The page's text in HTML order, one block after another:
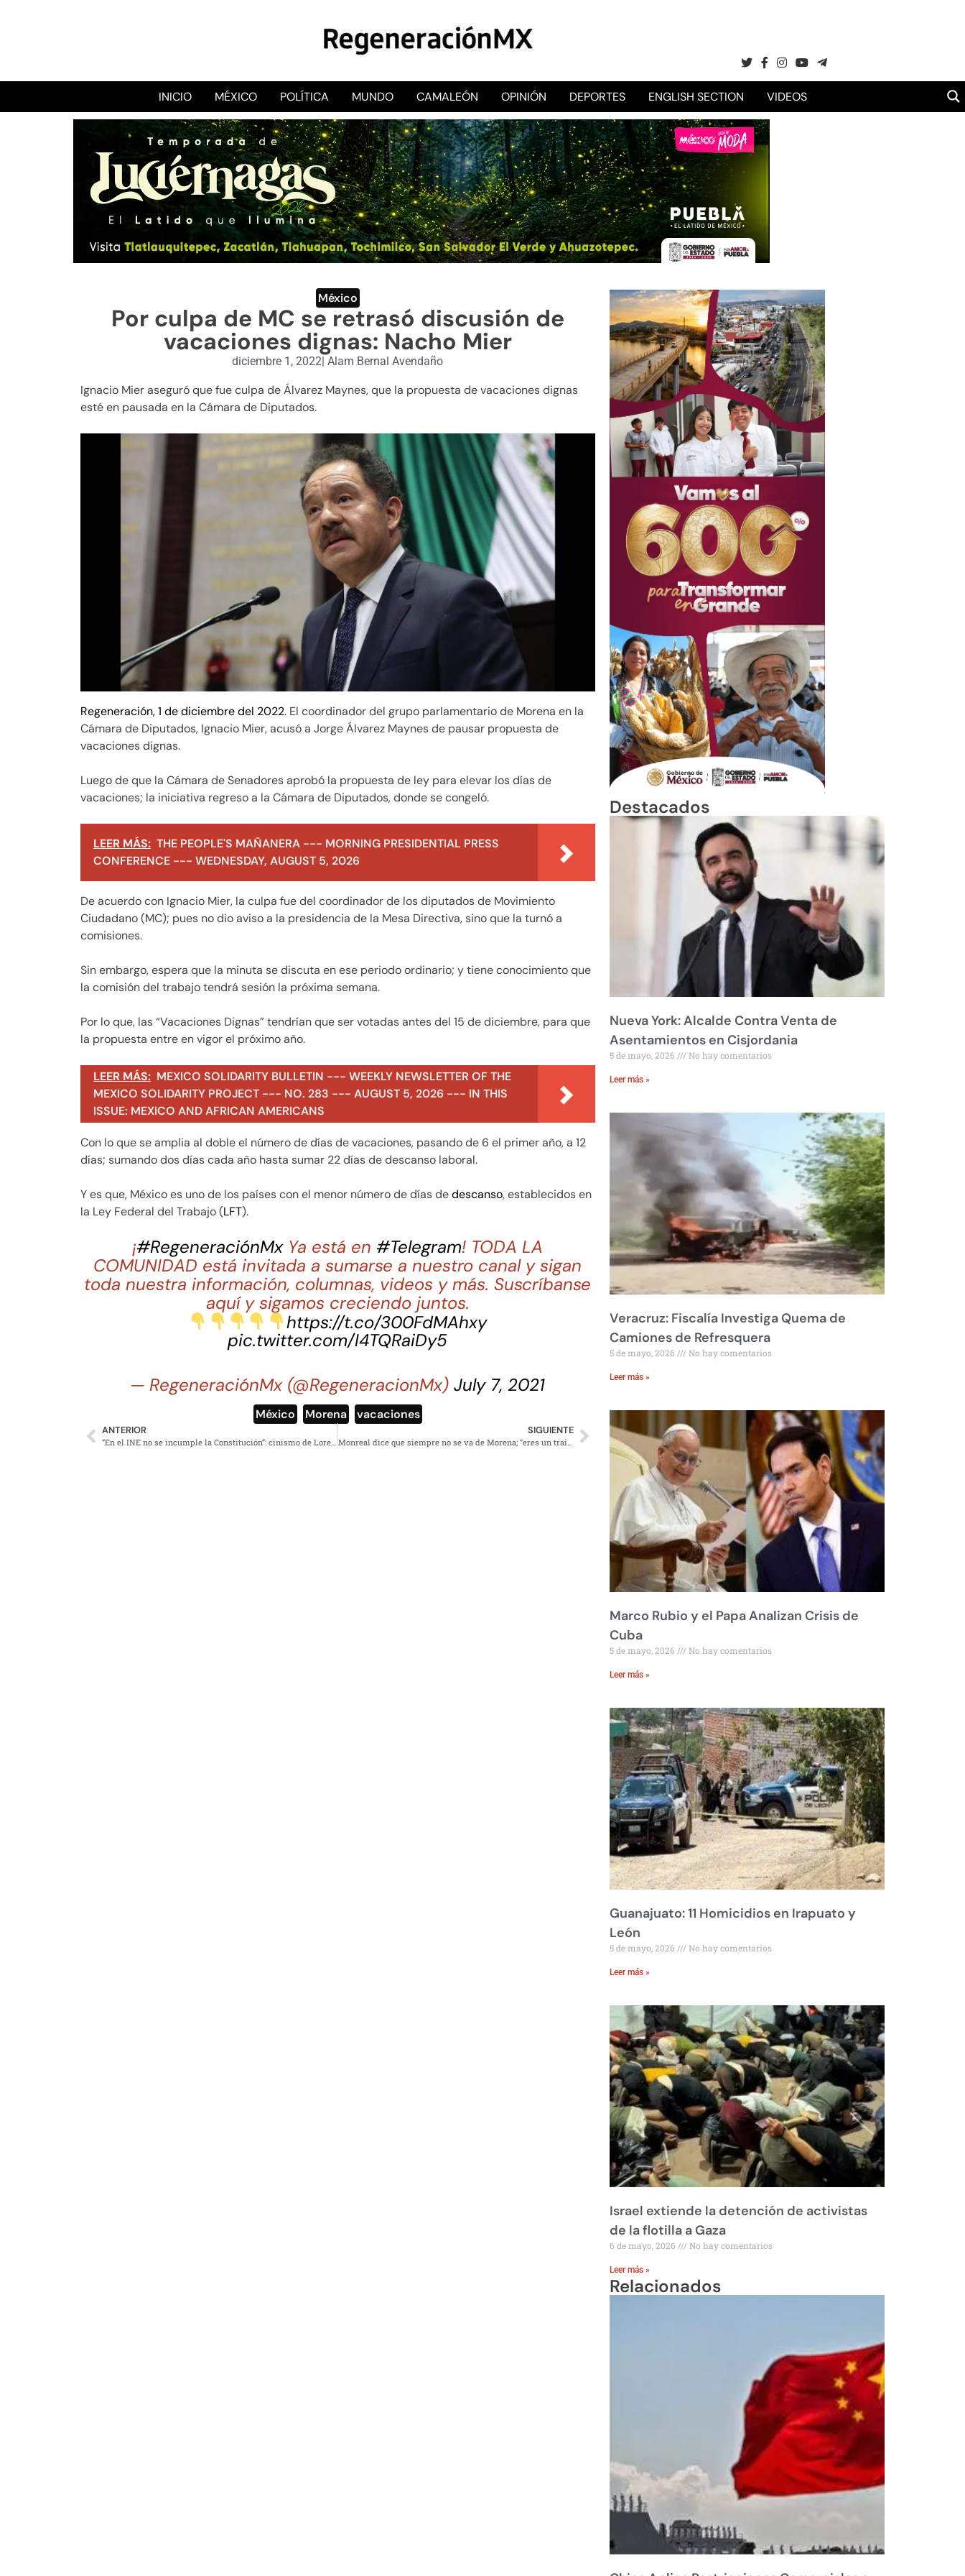
RegeneraciónMX
Sitio de noticias libre e independiente
INICIO MÉXICO POLÍTICA MUNDO CAMALEÓN OPINIÓN DEPORTES ENGLISH SECTION VIDEOS
México
Por culpa de MC se retrasó discusión de
vacaciones dignas: Nacho Mier
diciembre 1, 2022 Alam Bernal Avendaño
Ignacio Mier aseguró que fue culpa de Álvarez Maynes, que la propuesta de vacaciones dignas
esté en pausada en la Cámara de Diputados.
Regeneración, 1 de diciembre del 2022. El coordinador del grupo parlamentario de Morena en la
Cámara de Diputados, Ignacio Mier, acusó a Jorge Álvarez Maynes de pausar propuesta de
vacaciones dignas.
Luego de que la Cámara de Senadores aprobó la propuesta de ley para elevar los días de
vacaciones; la iniciativa regreso a la Cámara de Diputados, donde se congeló.
LEER MÁS: THE PEOPLE'S MAÑANERA --- MORNING PRESIDENTIAL PRESS
CONFERENCE --- WEDNESDAY, AUGUST 5, 2026
De acuerdo con Ignacio Mier, la culpa fue del coordinador de los diputados de Movimiento
Ciudadano (MC); pues no dio aviso a la presidencia de la Mesa Directiva, sino que la turnó a
comisiones.
Sin embargo, espera que la minuta se discuta en ese periodo ordinario; y tiene conocimiento que
la comisión del trabajo tendrá sesión la próxima semana.
Por lo que, las “Vacaciones Dignas” tendrían que ser votadas antes del 15 de diciembre, para que
la propuesta entre en vigor el próximo año.
LEER MÁS: MEXICO SOLIDARITY BULLETIN --- WEEKLY NEWSLETTER OF THE
MEXICO SOLIDARITY PROJECT --- NO. 283 --- AUGUST 5, 2026 --- IN THIS
ISSUE: MEXICO AND AFRICAN AMERICANS
Con lo que se amplia al doble el número de días de vacaciones, pasando de 6 el primer año, a 12
días; sumando dos días cada año hasta sumar 22 días de descanso laboral.
Y es que, México es uno de los países con el menor número de días dedescanso, establecidos en
la Ley Federal del Trabajo (LFT).
¡#RegeneraciónMxYa está en #Telegram! TODA LA
COMUNIDAD está invitada a sumarse a nuestro canal y sigan
toda nuestra información, columnas, videos y más. Suscríbanse
aquí y sigamos creciendo juntos.
https://t.co/300FdMAhxy
pic.twitter.com/I4TQRaiDy5
— RegeneraciónMx (@RegeneracionMx)July 7, 2021
México Morena vacaciones
ANTERIOR
“En el INE no se incumple la Constitución”: cinismo de Lorenzo Córdova sobre su salario
SIGUIENTE
Monreal dice que siempre no se va de Morena; “eres un traidor”, lo tunden en redes
Destacados
Nueva York: Alcalde Contra Venta de
Asentamientos en Cisjordania
5 de mayo, 2026 No hay comentarios
Leer más »
Veracruz: Fiscalía Investiga Quema de
Camiones de Refresquera
5 de mayo, 2026 No hay comentarios
Leer más »
Marco Rubio y el Papa Analizan Crisis de
Cuba
5 de mayo, 2026 No hay comentarios
Leer más »
Guanajuato: 11 Homicidios en Irapuato y
León
5 de mayo, 2026 No hay comentarios
Leer más »
Israel extiende la detención de activistas
de la flotilla a Gaza
6 de mayo, 2026 No hay comentarios
Leer más »
Relacionados